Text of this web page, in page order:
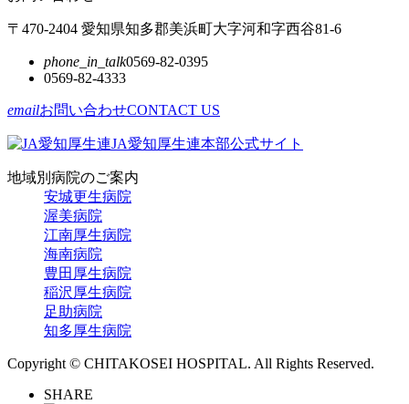
〒470-2404 愛知県知多郡美浜町大字河和字西谷81-6
phone_in_talk0569-82-0395
0569-82-4333
emailお問い合わせCONTACT US
JA愛知厚生連本部公式サイト
地域別病院のご案内
安城更生病院
渥美病院
江南厚生病院
海南病院
豊田厚生病院
稲沢厚生病院
足助病院
知多厚生病院
Copyright © CHITAKOSEI HOSPITAL. All Rights Reserved.
SHARE